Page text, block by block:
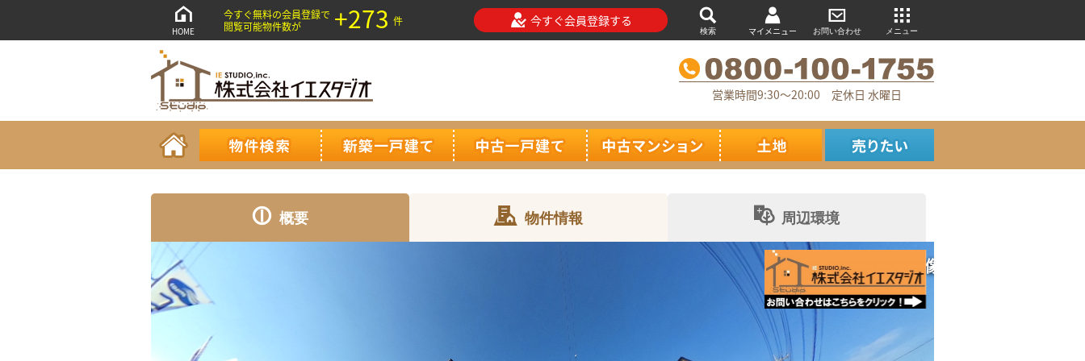
HOME
今すぐ無料の会員登録で
閲覧可能物件数が
+273 件 今すぐ会員登録する
検索 マイメニュー お問い合わせ メニュー
営業時間9:30～20:00 定休日 水曜日
概要 物件情報 周辺環境